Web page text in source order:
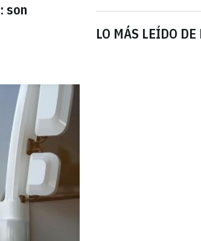
son
LO MÁS LEÍDO